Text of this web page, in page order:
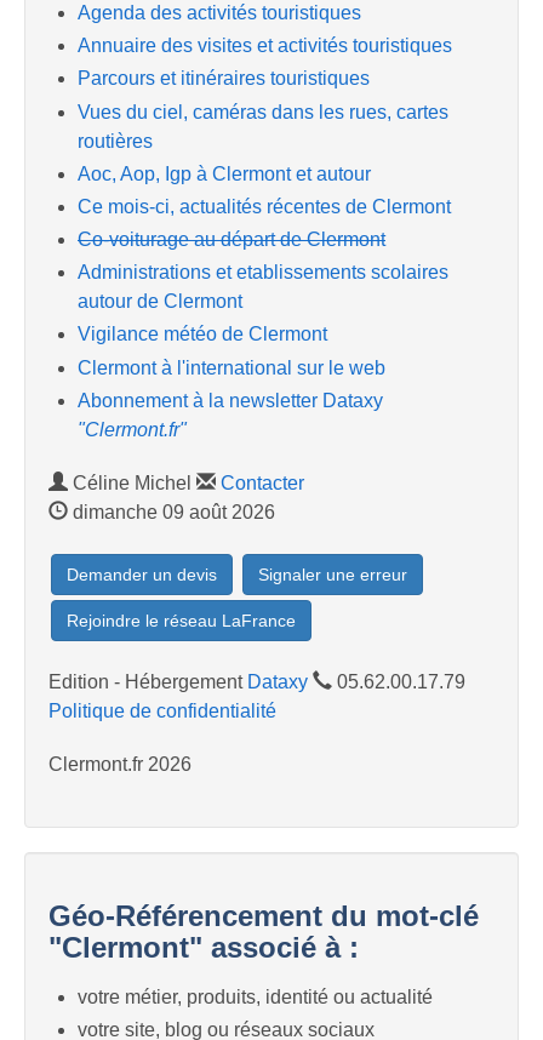
Agenda des activités touristiques
Annuaire des visites et activités touristiques
Parcours et itinéraires touristiques
Vues du ciel, caméras dans les rues, cartes
routières
Aoc, Aop, Igp à Clermont et autour
Ce mois-ci, actualités récentes de Clermont
Co-voiturage au départ de Clermont
Administrations et etablissements scolaires
autour de Clermont
Vigilance météo de Clermont
Clermont à l'international sur le web
Abonnement à la newsletter Dataxy
"Clermont.fr"
Céline Michel
Contacter
dimanche 09 août 2026
Demander un devis Signaler une erreur
Rejoindre le réseau LaFrance
Edition - Hébergement Dataxy
05.62.00.17.79
Politique de confidentialité
Clermont.fr 2026
Géo-Référencement du mot-clé
"Clermont" associé à :
votre métier, produits, identité ou actualité
votre site, blog ou réseaux sociaux